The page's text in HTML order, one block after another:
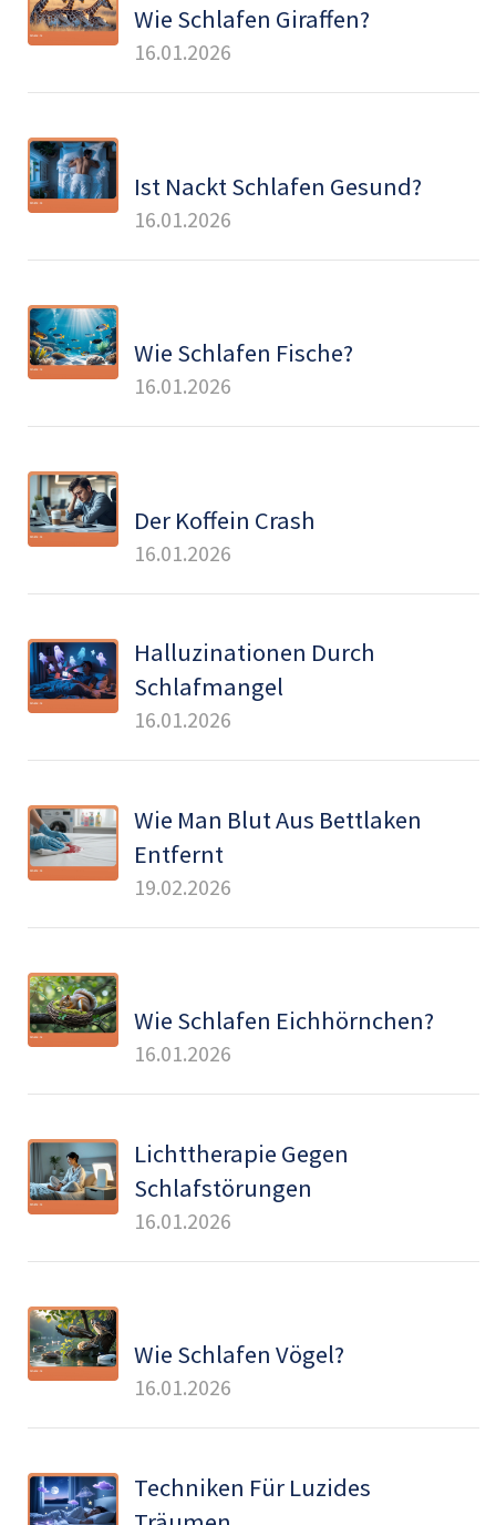
Wie Schlafen Giraffen?
16.01.2026
Ist Nackt Schlafen Gesund?
16.01.2026
Wie Schlafen Fische?
16.01.2026
Der Koffein Crash
16.01.2026
Halluzinationen Durch
Schlafmangel
16.01.2026
Wie Man Blut Aus Bettlaken
Entfernt
19.02.2026
Wie Schlafen Eichhörnchen?
16.01.2026
Lichttherapie Gegen
Schlafstörungen
16.01.2026
Wie Schlafen Vögel?
16.01.2026
Techniken Für Luzides